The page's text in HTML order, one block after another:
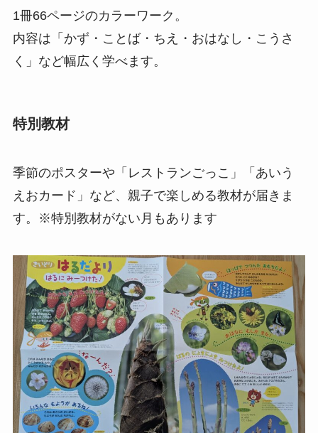
1冊66ページのカラーワーク。
内容は「かず・ことば・ちえ・おはなし・こうさ
く」など幅広く学べます。
特別教材
季節のポスターや「レストランごっこ」「あいう
えおカード」など、親子で楽しめる教材が届きま
す。※特別教材がない月もあります